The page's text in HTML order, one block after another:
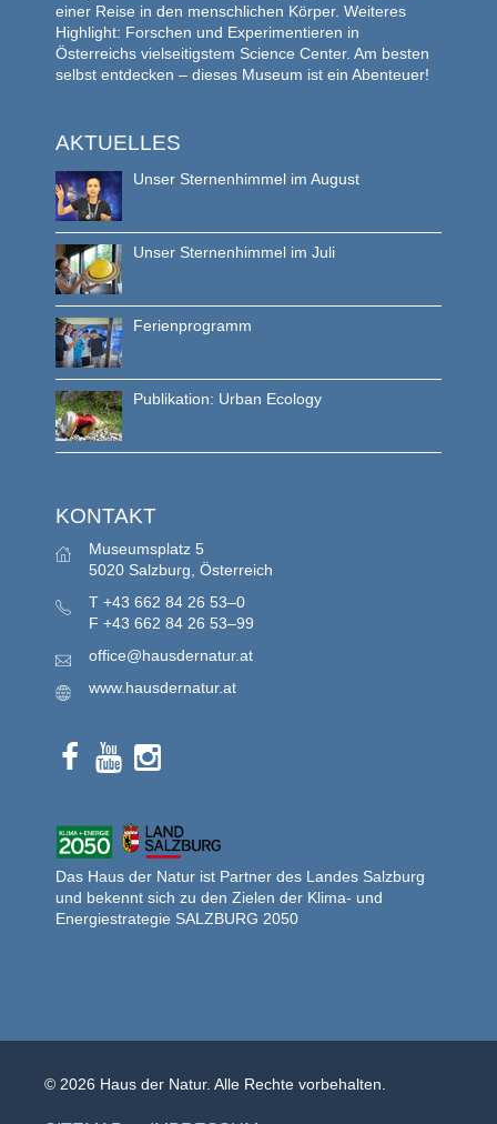
einer Reise in den menschlichen Körper. Weiteres
Highlight: Forschen und Experimentieren in
Österreichs vielseitigstem Science Center. Am besten
selbst entdecken – dieses Museum ist ein Abenteuer!
AKTUELLES
Unser Sternenhimmel im August
Unser Sternenhimmel im Juli
Ferienprogramm
Publikation: Urban Ecology
KONTAKT
Museumsplatz 5
5020 Salzburg, Österreich
T +43 662 84 26 53–0
F +43 662 84 26 53–99
office@hausdernatur.at
www.hausdernatur.at
Das Haus der Natur ist Partner des Landes Salzburg
und bekennt sich zu den Zielen der Klima- und
Energiestrategie SALZBURG 2050
© 2026 Haus der Natur. Alle Rechte vorbehalten.